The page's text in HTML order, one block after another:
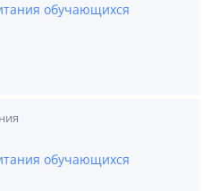
обучающихся
обучающихся